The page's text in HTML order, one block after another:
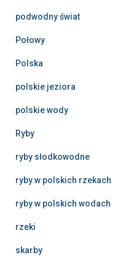
podwodny świat
Połowy
Polska
polskie jeziora
polskie wody
Ryby
ryby słodkowodne
ryby w polskich rzekach
ryby w polskich wodach
rzeki
skarby